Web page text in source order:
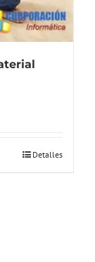
Detalles